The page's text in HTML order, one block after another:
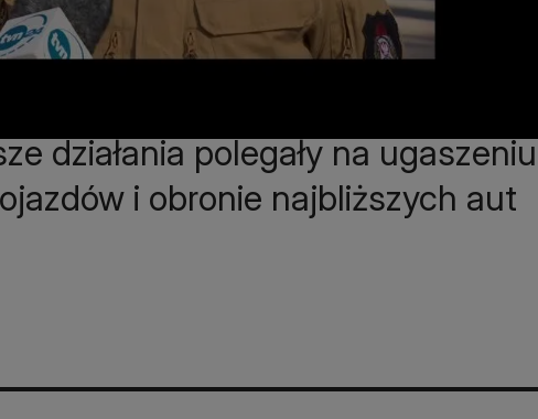
działania polegały na ugaszeniu
i obronie najbliższych aut